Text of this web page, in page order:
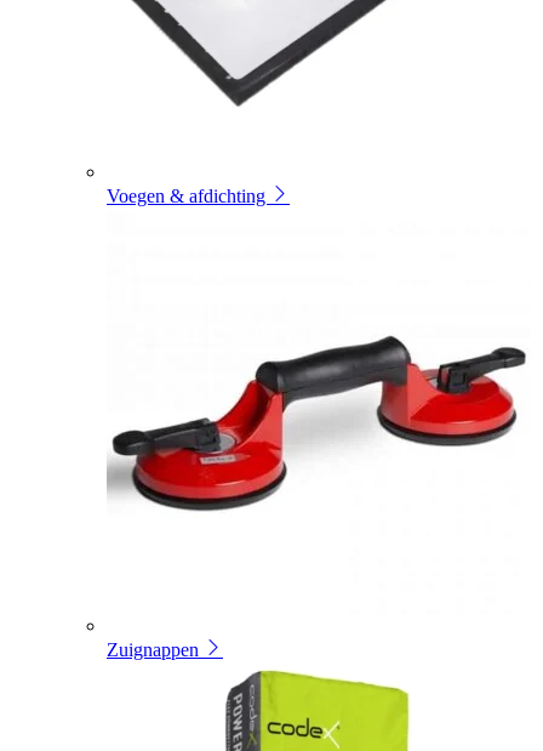
Voegen & afdichting
Zuignappen